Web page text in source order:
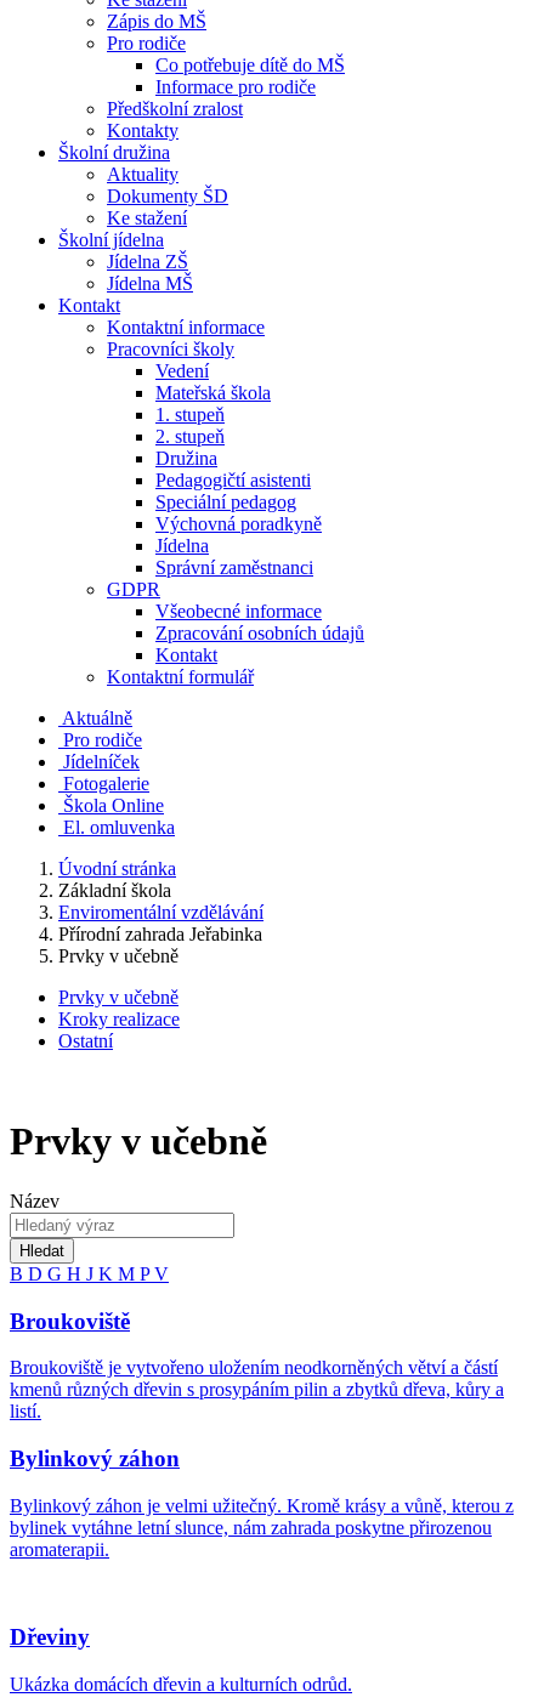
Zápis do MŠ
Pro rodiče
Co potřebuje dítě do MŠ
Informace pro rodiče
Předškolní zralost
Kontakty
Školní družina
Aktuality
Dokumenty ŠD
Ke stažení
Školní jídelna
Jídelna ZŠ
Jídelna MŠ
Kontakt
Kontaktní informace
Pracovníci školy
Vedení
Mateřská škola
1. stupeň
2. stupeň
Družina
Pedagogičtí asistenti
Speciální pedagog
Výchovná poradkyně
Jídelna
Správní zaměstnanci
GDPR
Všeobecné informace
Zpracování osobních údajů
Kontakt
Kontaktní formulář
Aktuálně
Pro rodiče
Jídelníček
Fotogalerie
Škola Online
El. omluvenka
Úvodní stránka
Základní škola
Enviromentální vzdělávání
Přírodní zahrada Jeřabinka
Prvky v učebně
Prvky v učebně
Kroky realizace
Ostatní
Prvky v učebně
Název
Hledat
B D G H J K M PV
Broukoviště
Broukoviště je vytvořeno uložením neodkorněných větví a částí
kmenů různých dřevin s prosypáním pilin a zbytků dřeva, kůry a
listí.
Bylinkový záhon
Bylinkový záhon je velmi užitečný. Kromě krásy a vůně, kterou z
bylinek vytáhne letní slunce, nám zahrada poskytne přirozenou
aromaterapii.
Dřeviny
Ukázka domácích dřevin a kulturních odrůd.